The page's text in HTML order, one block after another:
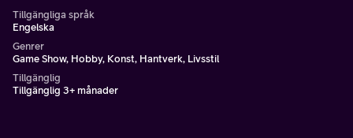
Tillgängliga språk
Engelska
Genrer
Game Show, Hobby, Konst, Hantverk, Livsstil
Tillgänglig
Tillgänglig 3+ månader